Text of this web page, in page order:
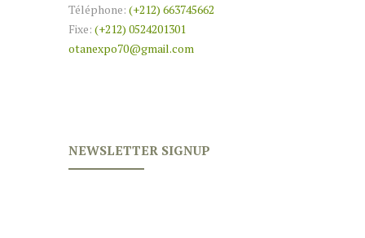
Téléphone: (+212) 663745662
Fixe: (+212) 0524201301
otanexpo70@gmail.com
NEWSLETTER SIGNUP